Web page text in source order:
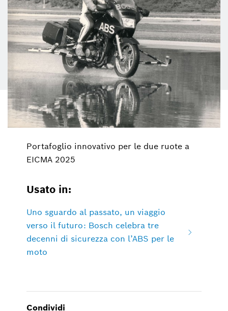
Portafoglio innovativo per le due ruote a
EICMA 2025
Usato in:
Uno sguardo al passato, un viaggio
verso il futuro: Bosch celebra tre
decenni di sicurezza con l’ABS per le
moto
Condividi